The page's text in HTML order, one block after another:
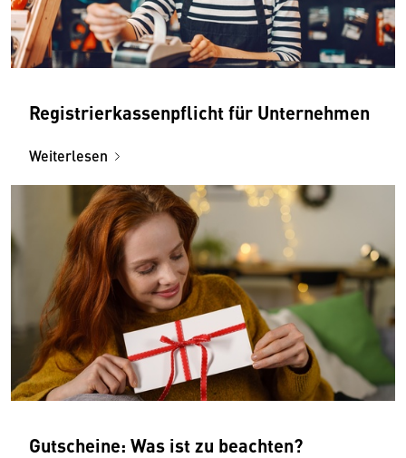
Registrierkassenpflicht für Unternehmen
Weiterlesen
Gutscheine: Was ist zu beachten?